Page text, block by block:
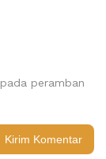
peramban